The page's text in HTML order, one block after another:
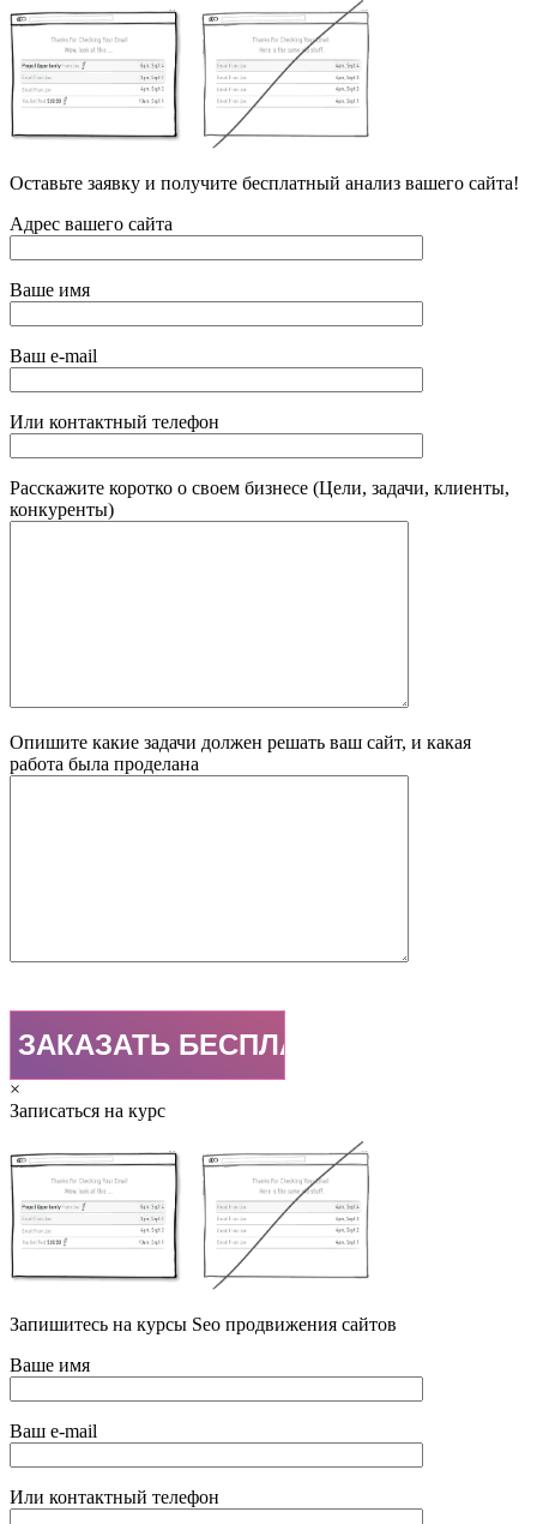
Оставьте заявку и получите бесплатный анализ вашего сайта!
Адрес вашего сайта
Ваше имя
Ваш e-mail
Или контактный телефон
Расскажите коротко о своем бизнесе (Цели, задачи, клиенты,
конкуренты)
Опишите какие задачи должен решать ваш сайт, и какая
работа была проделана
×
Записаться на курс
Запишитесь на курсы Seo продвижения сайтов
Ваше имя
Ваш e-mail
Или контактный телефон